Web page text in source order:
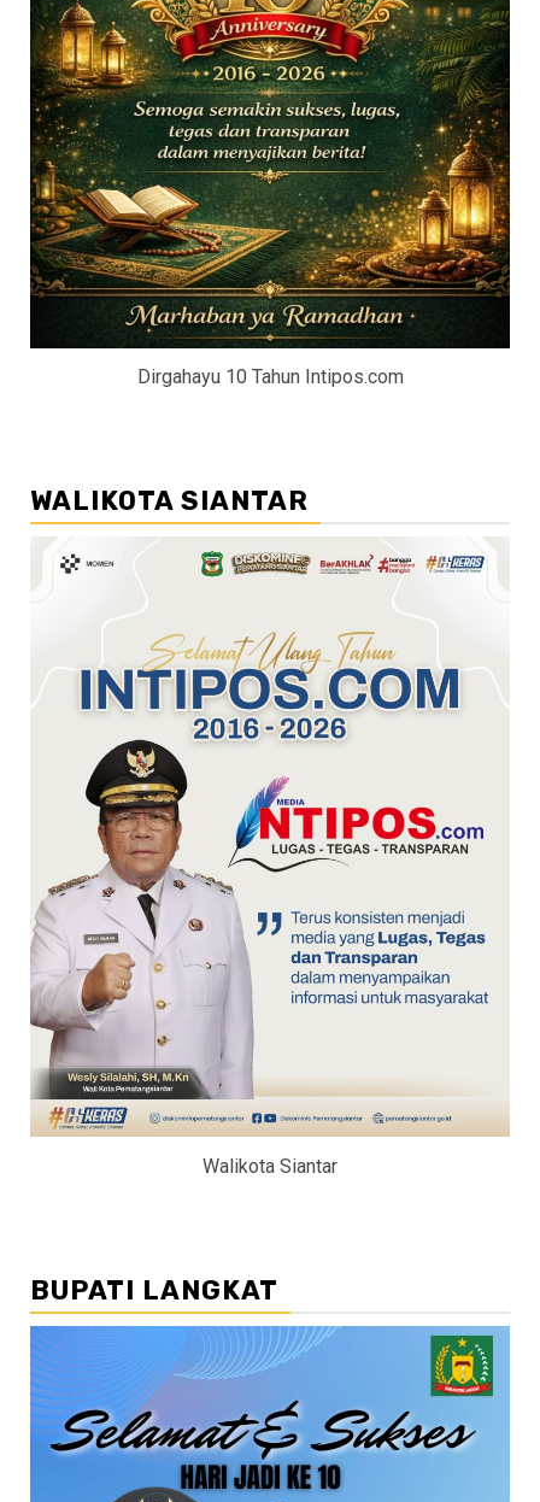
Dirgahayu 10 Tahun Intipos.com
WALIKOTA SIANTAR
Walikota Siantar
BUPATI LANGKAT